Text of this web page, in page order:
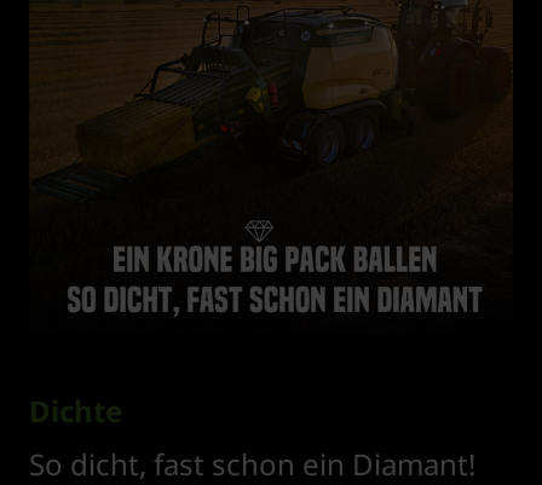
Dichte
So dicht, fast schon ein Diamant!